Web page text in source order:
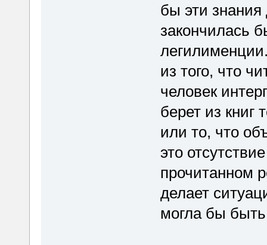
бы эти знания
закончилась
из того, что
человек
берет из
или то, что
это
прочитанном
делает
могла бы